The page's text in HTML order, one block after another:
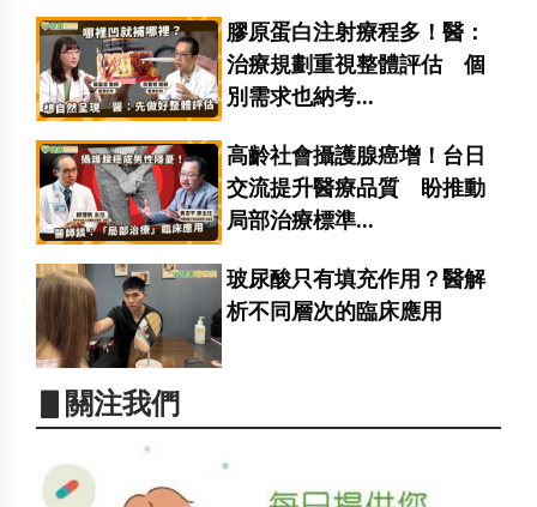
膠原蛋白注射療程多！醫：
治療規劃重視整體評估 個
別需求也納考...
高齡社會攝護腺癌增！台日
交流提升醫療品質 盼推動
局部治療標準...
玻尿酸只有填充作用？醫解
析不同層次的臨床應用
▋關注我們